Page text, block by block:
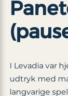
I Levadia var
udtryk med
langvarige